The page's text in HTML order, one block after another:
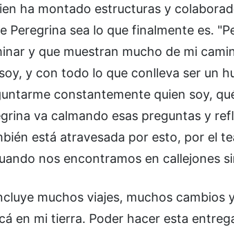
ha montado estructuras y
sea lo que finalmente es.
y que muestran mucho de mi
y con todo lo que conlleva ser un
constantemente quien soy,
va calmando esas preguntas y
está atravesada por esto, por el
nos encontramos en callejones
muchos viajes, muchos cambios
en mi tierra. Poder hacer esta